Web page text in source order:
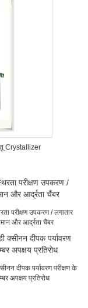
Crystallizer
परीक्षण उपकरण / लगातार
और आर्द्रता चैंबर
दीपक पर्यावरण परीक्षण के
अपक्षय प्रतिरोध